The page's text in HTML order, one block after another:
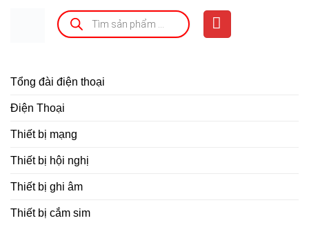
Tìm
kiếm
sản
phẩm
Tổng đài điện thoại
Điện Thoại
Thiết bị mạng
Thiết bị hội nghị
Thiết bị ghi âm
Thiết bị cắm sim